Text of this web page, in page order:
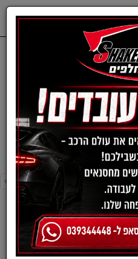
פלגים-סקודה
‹
«
»
›
«
»
›